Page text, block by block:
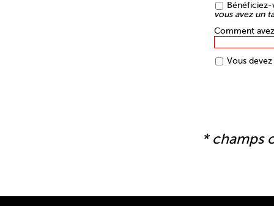
vous avez un
Comment
Vous
* champs